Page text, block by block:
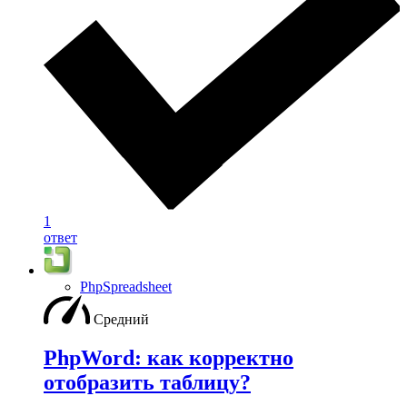
1
ответ
PhpSpreadsheet
Средний
PhpWord: как корректно
отобразить таблицу?